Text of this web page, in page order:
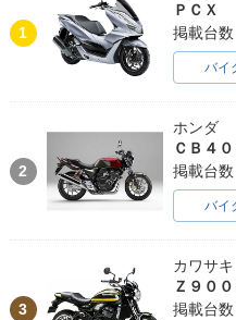
1
ＰＣＸ
掲載台
バイ
2
ホンダ
掲載台
バイ
3
カワサキ
Ｚ９０
掲載台